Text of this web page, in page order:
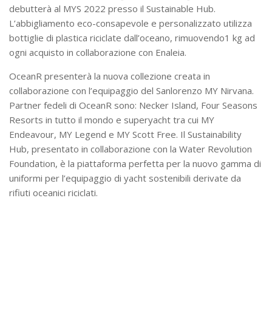
debutterà al MYS 2022 presso il Sustainable Hub.
L’abbigliamento eco-consapevole e personalizzato utilizza
bottiglie di plastica riciclate dall’oceano, rimuovendo1 kg ad
ogni acquisto in collaborazione con Enaleia.
OceanR presenterà la nuova collezione creata in
collaborazione con l’equipaggio del Sanlorenzo MY Nirvana.
Partner fedeli di OceanR sono: Necker Island, Four Seasons
Resorts in tutto il mondo e superyacht tra cui MY
Endeavour, MY Legend e MY Scott Free. Il Sustainability
Hub, presentato in collaborazione con la Water Revolution
Foundation, è la piattaforma perfetta per la nuovo gamma di
uniformi per l’equipaggio di yacht sostenibili derivate da
rifiuti oceanici riciclati.